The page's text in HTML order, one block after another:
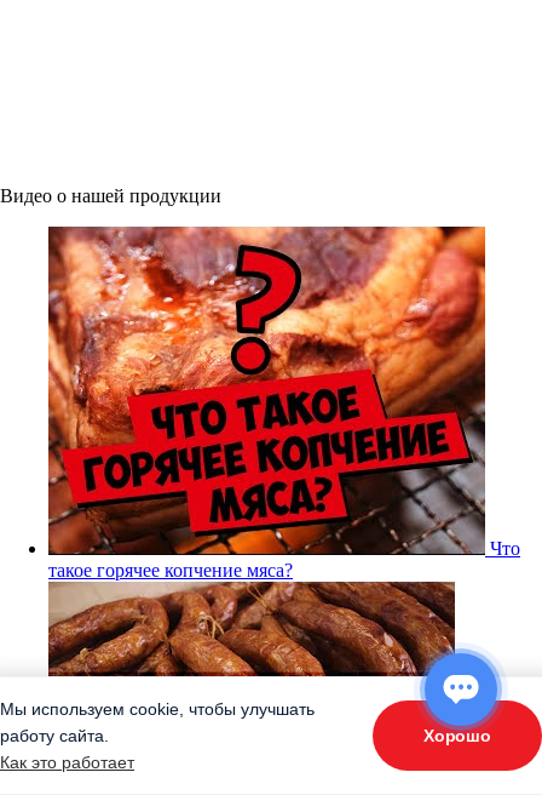
Видео о нашей продукции
Что
такое горячее копчение мяса?
Мы используем cookie, чтобы улучшать
работу сайта.
Как это работает
Хорошо
«Подберите оборудование»